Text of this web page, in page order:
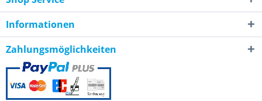
Informationen
Zahlungsmöglichkeiten